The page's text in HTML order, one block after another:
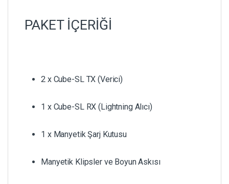
PAKET İÇERİĞİ
2 x Cube-SL TX (Verici)
1 x Cube-SL RX (Lightning Alıcı)
1 x Manyetik Şarj Kutusu
Manyetik Klipsler ve Boyun Askısı